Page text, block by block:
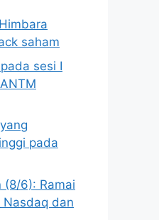
saham
sesi I
pada
(8/6): Ramai
dan